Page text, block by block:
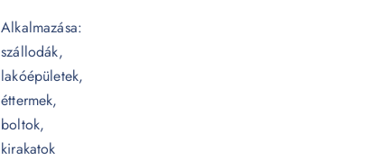
Alkalmazása:
szállodák,
lakóépületek,
éttermek,
boltok,
kirakatok